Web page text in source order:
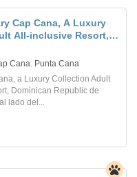
Cap Cana, A Luxury
All-inclusive Resort,
Cana. Punta Cana
a Luxury Collection Adult
Dominican Republic de
lado del...